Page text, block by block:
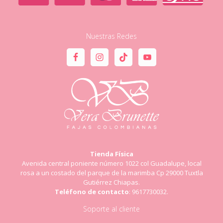
Nuestras Redes
Tienda Física
Avenida central poniente número 1022 col Guadalupe, local
rosa a un costado del parque de la marimba Cp 29000 Tuxtla
Gutiérrez Chiapas.
Teléfono de contacto: 9617730032.
Soporte al cliente